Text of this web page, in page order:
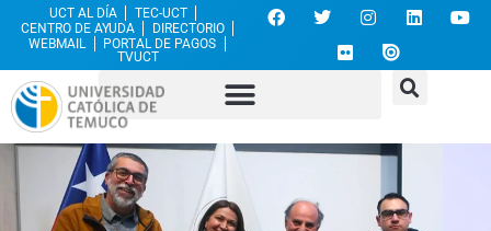
UCT AL DÍA
TEC-UCT
CENTRO DE AYUDA
DIRECTORIO
WEBMAIL
PORTAL DE PAGOS
TVUCT